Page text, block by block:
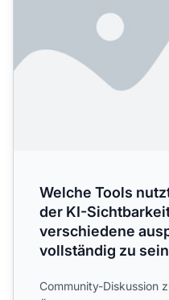
Welche Tools
der KI-
verschiedene
vollständig zu sein
Community-Diskussion